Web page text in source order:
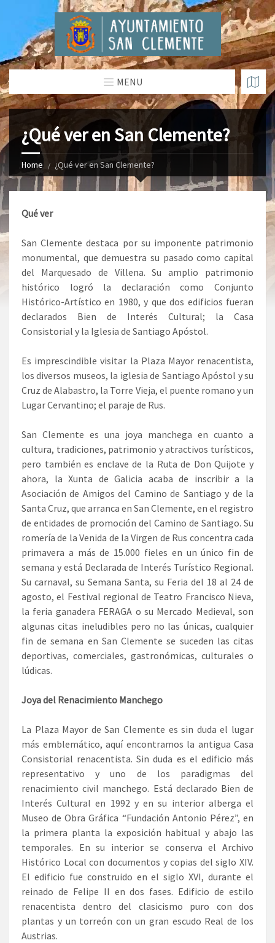
MENU
¿Qué ver en San Clemente?
Home ¿Qué ver en San Clemente?
Qué ver
San Clemente destaca por su imponente patrimonio
monumental, que demuestra su pasado como capital
del Marquesado de Villena. Su amplio patrimonio
histórico logró la declaración como Conjunto
Histórico-Artístico en 1980, y que dos edificios fueran
declarados Bien de Interés Cultural; la Casa
Consistorial y la Iglesia de Santiago Apóstol.
Es imprescindible visitar la Plaza Mayor renacentista,
los diversos museos, la iglesia de Santiago Apóstol y su
Cruz de Alabastro, la Torre Vieja, el puente romano y un
Lugar Cervantino; el paraje de Rus.
San Clemente es una joya manchega en cuanto a
cultura, tradiciones, patrimonio y atractivos turísticos,
pero también es enclave de la Ruta de Don Quijote y
ahora, la Xunta de Galicia acaba de inscribir a la
Asociación de Amigos del Camino de Santiago y de la
Santa Cruz, que arranca en San Clemente, en el registro
de entidades de promoción del Camino de Santiago. Su
romería de la Venida de la Virgen de Rus concentra cada
primavera a más de 15.000 fieles en un único fin de
semana y está Declarada de Interés Turístico Regional.
Su carnaval, su Semana Santa, su Feria del 18 al 24 de
agosto, el Festival regional de Teatro Francisco Nieva,
la feria ganadera FERAGA o su Mercado Medieval, son
algunas citas ineludibles pero no las únicas, cualquier
fin de semana en San Clemente se suceden las citas
deportivas, comerciales, gastronómicas, culturales o
lúdicas.
Joya del Renacimiento Manchego
La Plaza Mayor de San Clemente es sin duda el lugar
más emblemático, aquí encontramos la antigua Casa
Consistorial renacentista. Sin duda es el edificio más
representativo y uno de los paradigmas del
renacimiento civil manchego. Está declarado Bien de
Interés Cultural en 1992 y en su interior alberga el
Museo de Obra Gráfica “Fundación Antonio Pérez”, en
la primera planta la exposición habitual y abajo las
temporales. En su interior se conserva el Archivo
Histórico Local con documentos y copias del siglo XIV.
El edificio fue construido en el siglo XVI, durante el
reinado de Felipe II en dos fases. Edificio de estilo
renacentista dentro del clasicismo puro con dos
plantas y un torreón con un gran escudo Real de los
Austrias.